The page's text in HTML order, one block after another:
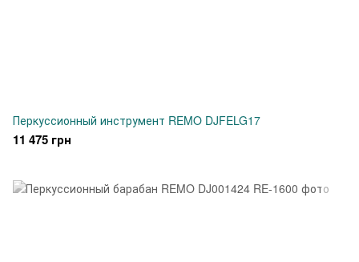
Перкуссионный инструмент REMO DJFELG17
11 475 грн